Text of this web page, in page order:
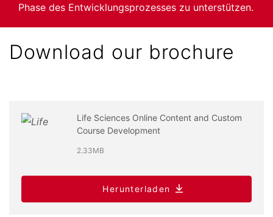
Phase des Entwicklungsprozesses zu unterstützen.
Download our brochure
Life Sciences Online Content and Custom
Course Development
2.33MB
Herunterladen